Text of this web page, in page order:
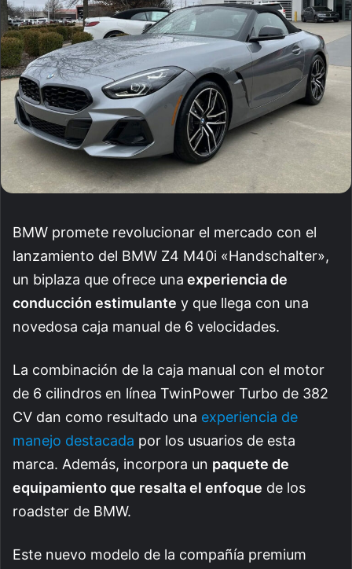
BMW promete revolucionar el mercado con el
lanzamiento del BMW Z4 M40i «Handschalter»,
un biplaza que ofrece una experiencia de
conducción estimulante y que llega con una
novedosa caja manual de 6 velocidades.
La combinación de la caja manual con el motor
de 6 cilindros en línea TwinPower Turbo de 382
CV dan como resultado una experiencia de
manejo destacada por los usuarios de esta
marca. Además, incorpora un paquete de
equipamiento que resalta el enfoque de los
roadster de BMW.
Este nuevo modelo de la compañía premium